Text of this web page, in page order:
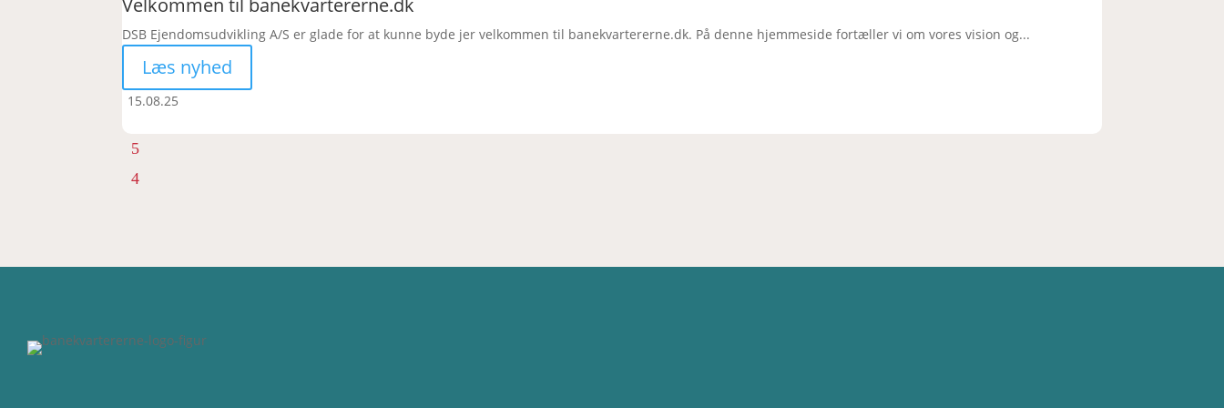
DSB Ejendomsudvikling A/S er glade for at kunne byde jer velkommen til banekvartererne.dk. På denne hjemmeside fortæller vi om vores vision og...
Læs nyhed
15.08.25